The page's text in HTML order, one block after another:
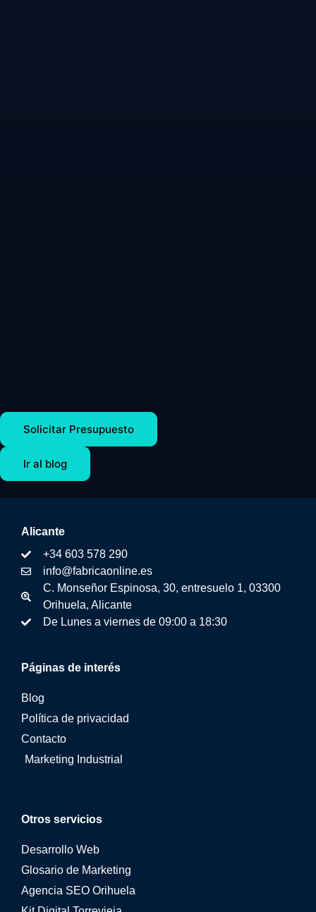
Solicitar Presupuesto
Ir al blog
Otros servicios
Desarrollo Web
Glosario de Marketing
Agencia SEO Orihuela
Páginas de interés
Blog
Política de privacidad
Contacto
Marketing Industrial
Alicante
+34 603 578 290
info@fabricaonline.es
C. Monseñor Espinosa, 30, entresuelo 1, 03300
Orihuela, Alicante
De Lunes a viernes de 09:00 a 18:30